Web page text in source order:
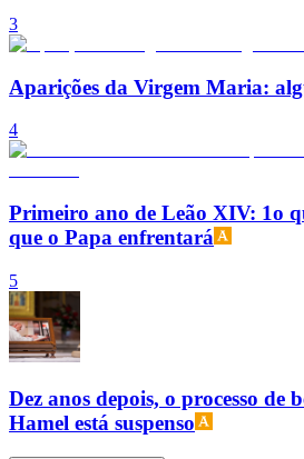
3
Aparições da Virgem Maria:
4
Primeiro ano de Leão XIV: 1o
que o Papa enfrentará
5
Dez anos depois, o processo de
Hamel está suspenso